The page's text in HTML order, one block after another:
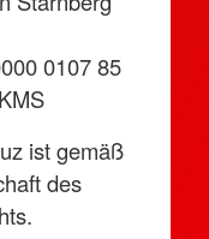
0107 85
ist gemäß
des